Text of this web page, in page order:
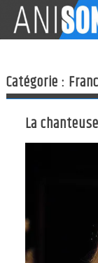
content
Catégorie :
La